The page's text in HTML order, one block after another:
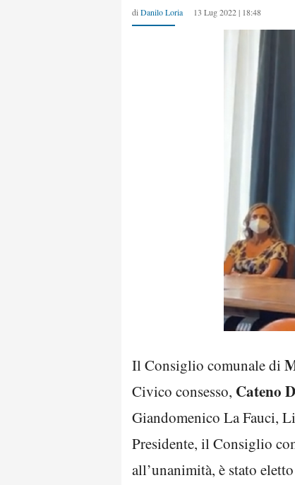
di Danilo Loria 13 Lug 2022 | 18:48
Il Consiglio comunale di
Civico consesso, Cateno
Giandomenico La Fauci,
Presidente, il Consiglio
all’unanimità, è stato eletto